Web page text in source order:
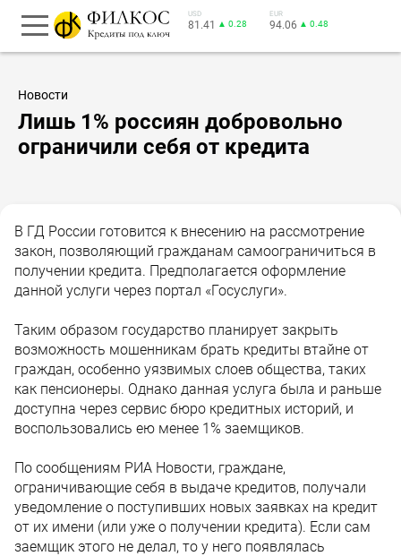
USD
81.41 ▲ 0.28
EUR
94.06 ▲ 0.48
Новости
Лишь 1% россиян добровольно
ограничили себя от кредита
В ГД России готовится к внесению на рассмотрение
закон, позволяющий гражданам самоограничиться в
получении кредита. Предполагается оформление
данной услуги через портал «Госуслуги».
Таким образом государство планирует закрыть
возможность мошенникам брать кредиты втайне от
граждан, особенно уязвимых слоев общества, таких
как пенсионеры. Однако данная услуга была и раньше
доступна через сервис бюро кредитных историй, и
воспользовались ею менее 1% заемщиков.
По сообщениям РИА Новости, граждане,
ограничивающие себя в выдаче кредитов, получали
уведомление о поступивших новых заявках на кредит
от их имени (или уже о получении кредита). Если сам
заемщик этого не делал, то у него появлялась